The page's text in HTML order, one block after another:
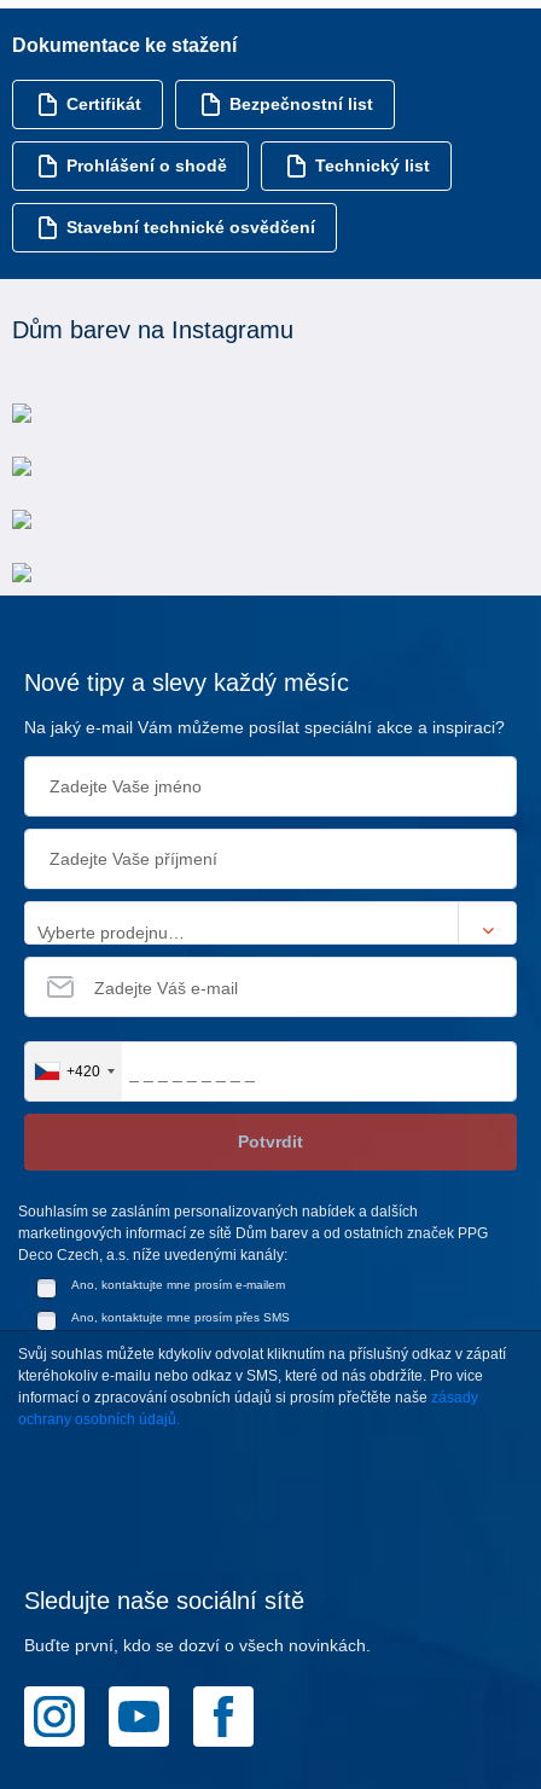
Dokumentace ke stažení
Certifikát Bezpečnostní list
Prohlášení o shodě Technický list
Stavební technické osvědčení
Dům barev na Instagramu
Nové tipy a slevy každý měsíc
Na jaký e-mail Vám můžeme posílat speciální akce a inspiraci?
Vyberte prodejnu…
+420
Potvrdit
Souhlasím se zasláním personalizovaných nabídek a dalších
marketingových informací ze sítě Dům barev a od ostatních značek PPG
Deco Czech, a.s. níže uvedenými kanály:
Ano, kontaktujte mne prosím e-mailem
Ano, kontaktujte mne prosím přes SMS
Svůj souhlas můžete kdykoliv odvolat kliknutím na příslušný odkaz v zápatí
kteréhokoliv e-mailu nebo odkaz v SMS, které od nás obdržíte. Pro vice
informací o zpracování osobních údajů si prosím přečtěte naše zásady
ochrany osobních údajů.
Sledujte naše sociální sítě
Buďte první, kdo se dozví o všech novinkách.